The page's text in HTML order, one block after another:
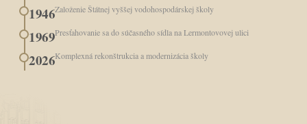
1946Založenie Štátnej vyššej vodohospodárskej školy
1969Presťahovanie sa do súčasného sídla na Lermontovovej ulici
2026Komplexná rekonštrukcia a modernizácia školy